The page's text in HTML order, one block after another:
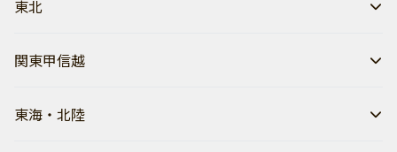
東北
関東甲信越
東海・北陸